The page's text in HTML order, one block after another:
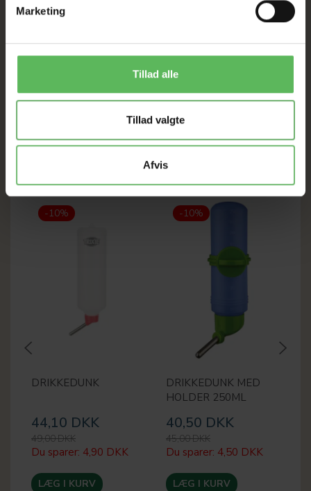
Marketing
Tillad alle
Tillad valgte
Afvis
"Gulerod" gnaver skålen er lavet af keramik og har en
indersiden, som dekorerer skålen, når den er
tom. Derudover er skålen hvid på ydersiden med
orangefarvede gulerødder og giver dermed et
-10%
DRIKKEDUNK
44,10 DKK
49,00 DKK
Du sparer: 4,90 DKK
LÆG I KURV
-10%
DRIKKEDUNK MED
HOLDER 250ML
40,50 DKK
45,00 DKK
Du sparer: 4,50 DKK
LÆG I KURV